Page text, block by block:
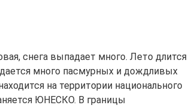
снега выпадает много. Лето длится
много пасмурных и дождливых
на территории национального
ЮНЕСКО. В границы